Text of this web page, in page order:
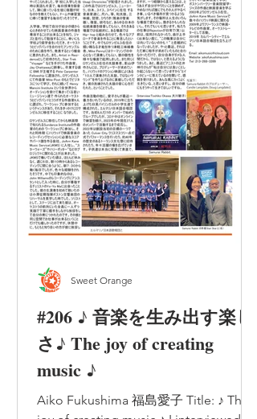
#206 ♪ 音楽を生み出す楽し
さ♪ The joy of creating
music ♪
Aiko Fukushima 福島愛子 Title: ♪ The
Sweet Orange